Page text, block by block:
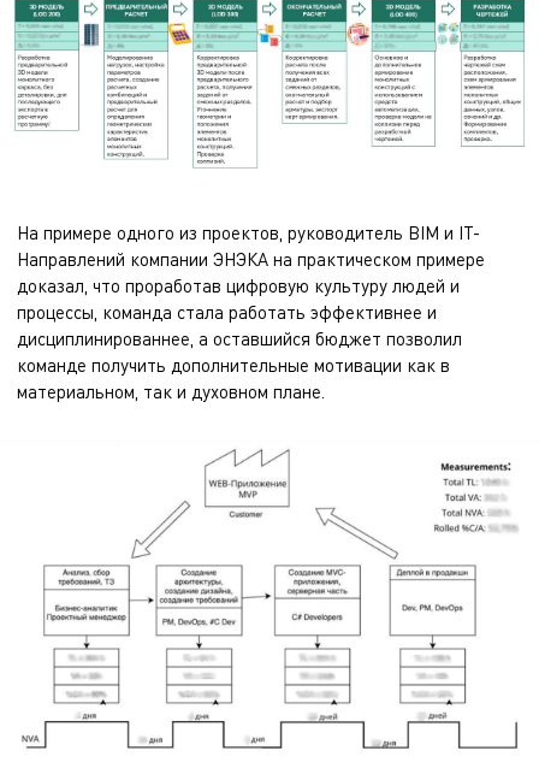
На примере одного из проектов, руководитель BIM и IT-
Направлений компании ЭНЭКА на практическом примере
доказал, что проработав цифровую культуру людей и
процессы, команда стала работать эффективнее и
дисциплинированнее, а оставшийся бюджет позволил
команде получить дополнительные мотивации как в
материальном, так и духовном плане.